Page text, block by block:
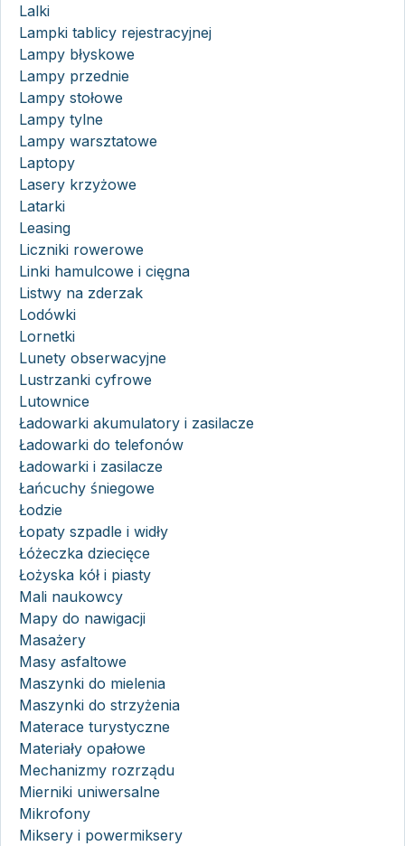
Lalki
Lampki tablicy rejestracyjnej
Lampy błyskowe
Lampy przednie
Lampy stołowe
Lampy tylne
Lampy warsztatowe
Laptopy
Lasery krzyżowe
Latarki
Leasing
Liczniki rowerowe
Linki hamulcowe i cięgna
Listwy na zderzak
Lodówki
Lornetki
Lunety obserwacyjne
Lustrzanki cyfrowe
Lutownice
Ładowarki akumulatory i zasilacze
Ładowarki do telefonów
Ładowarki i zasilacze
Łańcuchy śniegowe
Łodzie
Łopaty szpadle i widły
Łóżeczka dziecięce
Łożyska kół i piasty
Mali naukowcy
Mapy do nawigacji
Masażery
Masy asfaltowe
Maszynki do mielenia
Maszynki do strzyżenia
Materace turystyczne
Materiały opałowe
Mechanizmy rozrządu
Mierniki uniwersalne
Mikrofony
Miksery i powermiksery